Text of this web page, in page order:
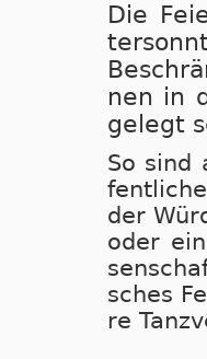
Die
nen in
ge­legt
So sind
der
oder
sches
re